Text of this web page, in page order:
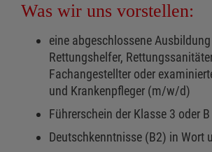
Was wir uns vorstellen:
eine abgeschlossene
Rettungshelfer,
Fachangestellter oder
und Krankenpfleger (m/w/d)
Führerschein der Klasse 3 oder B
Deutschkenntnisse (B2) in Wort